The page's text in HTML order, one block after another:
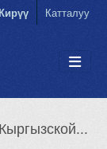
Катталуу